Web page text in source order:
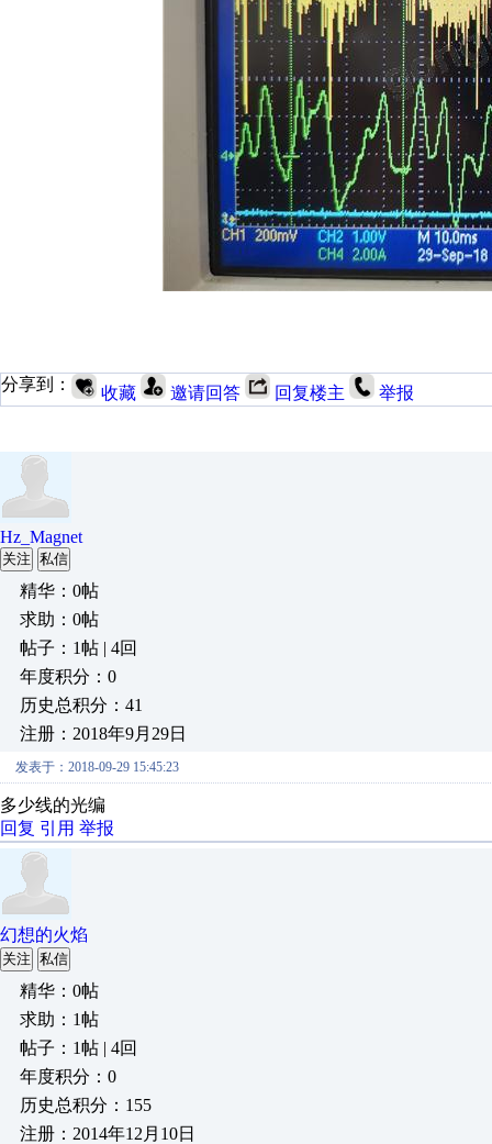
分享到： 收藏 邀请回答 回复楼主 举报
Hz_Magnet
关注 私信
精华：0帖
求助：0帖
帖子：1帖 | 4回
年度积分：0
历史总积分：41
注册：2018年9月29日
发表于：2018-09-29 15:45:23
多少线的光编
回复 引用 举报
幻想的火焰
关注 私信
精华：0帖
求助：1帖
帖子：1帖 | 4回
年度积分：0
历史总积分：155
注册：2014年12月10日